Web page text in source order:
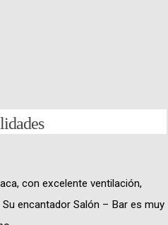
con excelente ventilación,
encantador Salón – Bar es muy